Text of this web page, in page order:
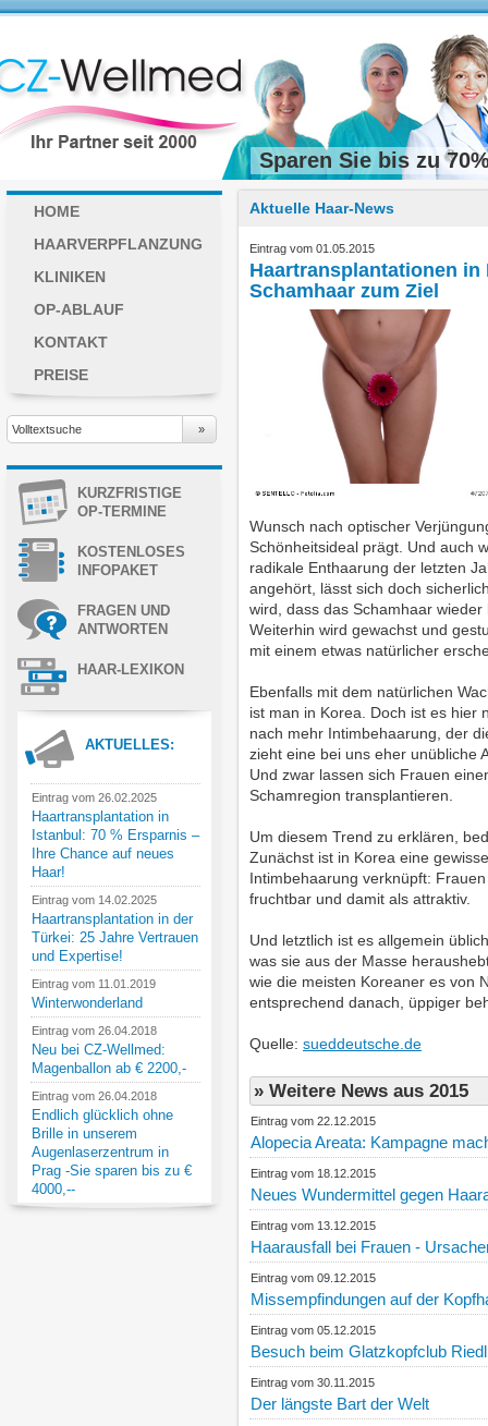
Sparen Sie bis zu
HOME
HAARVERPFLANZUNG
KLINIKEN
OP-ABLAUF
KONTAKT
PREISE
KURZFRISTIGE
OP-TERMINE
KOSTENLOSES
INFOPAKET
FRAGEN UND
ANTWORTEN
HAAR-LEXIKON
AKTUELLES:
Eintrag vom 26.02.2025
Haartransplantation in
Istanbul: 70 % Ersparnis –
Ihre Chance auf neues
Haar!
Eintrag vom 14.02.2025
Haartransplantation in der
Türkei: 25 Jahre Vertrauen
und Expertise!
Eintrag vom 11.01.2019
Winterwonderland
Eintrag vom 26.04.2018
Neu bei CZ-Wellmed:
Magenballon ab € 2200,-
Eintrag vom 26.04.2018
Endlich glücklich ohne
Brille in unserem
Augenlaserzentrum in
Prag -Sie sparen bis zu €
4000,--
Aktuelle Haar-News
Eintrag vom 01.05.2015
Haartransplantationen
Schamhaar zum Ziel
Wunsch nach optischer
Schönheitsideal prägt. Und auch
radikale Enthaarung der letzten
angehört, lässt sich doch
wird, dass das Schamhaar
Weiterhin wird gewachst und
mit einem etwas natürlicher
Ebenfalls mit dem natürlichen
ist man in Korea. Doch ist es hier
nach mehr Intimbehaarung, der
zieht eine bei uns eher unübliche
Und zwar lassen sich Frauen
Schamregion transplantieren.
Um diesem Trend zu erklären,
Zunächst ist in Korea eine
Intimbehaarung verknüpft:
fruchtbar und damit als attraktiv.
Und letztlich ist es allgemein
was sie aus der Masse
wie die meisten Koreaner es von
entsprechend danach, üppiger
Quelle: sueddeutsche.de
» Weitere News aus 2015
Eintrag vom 22.12.2015
Alopecia Areata: Kampagne
Eintrag vom 18.12.2015
Neues Wundermittel gegen
Eintrag vom 13.12.2015
Haarausfall bei Frauen -
Eintrag vom 09.12.2015
Missempfindungen auf der
Eintrag vom 05.12.2015
Besuch beim Glatzkopfclub
Eintrag vom 30.11.2015
Der längste Bart der Welt